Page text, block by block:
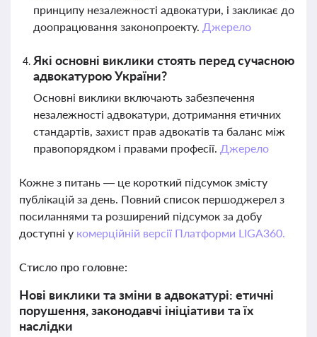
принципу незалежності адвокатури, і закликає до
доопрацювання законопроекту. Джерело
Які основні виклики стоять перед сучасною
адвокатурою України?
Основні виклики включають забезпечення
незалежності адвокатури, дотримання етичних
стандартів, захист прав адвокатів та баланс між
правопорядком і правами професії. Джерело
Кожне з питань — це короткий підсумок змісту
публікацій за день. Повний список першоджерел з
посиланнями та розширений підсумок за добу
доступні у комерційній версії Платформи LIGA360.
Стисло про головне:
Нові виклики та зміни в адвокатурі: етичні
порушення, законодавчі ініціативи та їх
наслідки